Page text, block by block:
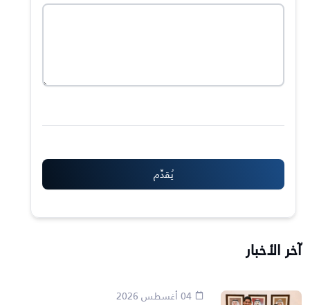
آخر الأخبار
04 أغسطس 2026